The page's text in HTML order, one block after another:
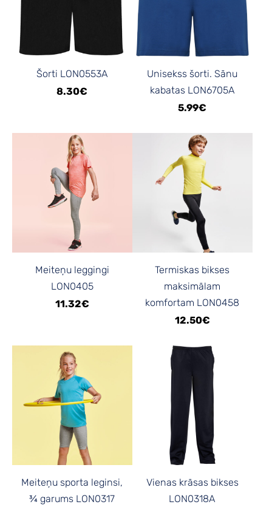
Šorti LON0553A
8.30€
Unisekss šorti. Sānu
kabatas LON6705A
5.99€
Meiteņu leggingi
LON0405
11.32€
Termiskas bikses
maksimālam
komfortam LON0458
12.50€
Meiteņu sporta leginsi,
¾ garums LON0317
Vienas krāsas bikses
LON0318A